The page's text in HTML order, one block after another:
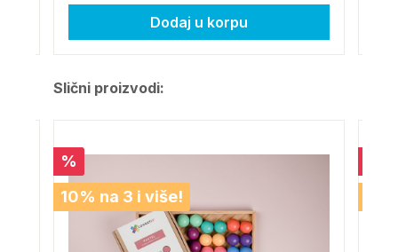
Dodaj u korpu
Slični proizvodi:
%
10% na 3 i više!